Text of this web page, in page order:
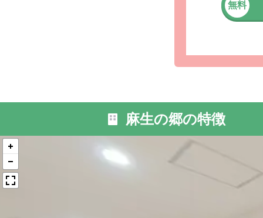
無料
麻生の郷の特徴